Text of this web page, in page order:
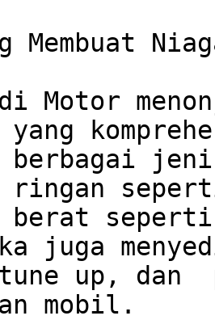
Membuat
Motor
berbagai
ringan
berat
juga
up, dan
mobil.